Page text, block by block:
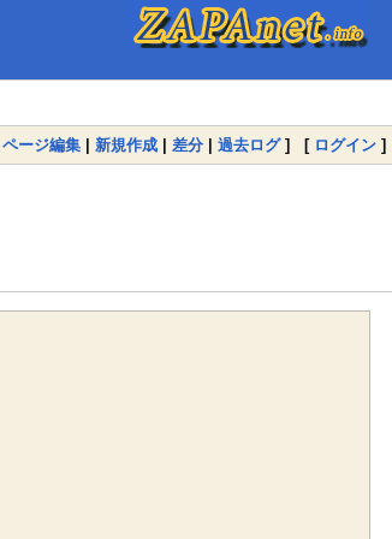
ページ編集 | 新規作成 | 差分 | 過去ログ] [ ログイン ]